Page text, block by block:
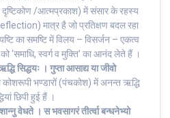
दृष्टिकोण /आत्मप्रकाश) में संसार के रहस्य
मात्र है जो प्रतिक्षण बदल रहा
का समष्टि में विलय – विसर्जन – एकत्व
‘समाधि, स्वर्ग व मुक्ति’ का आनंद लेते हैं ।
सिद्धयः । गुप्ता आसाद्य या जीवो
कोशरूपी भण्डारों (पंचकोश) में अनन्त ऋद्धि
छिपी हुई हैं ।
वेधते । स भवसागरं तीर्त्वा बन्धनेभ्यो